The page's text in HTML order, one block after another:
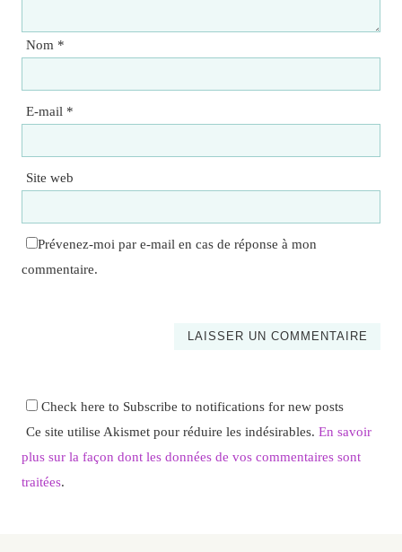
Nom *
E-mail *
Site web
Prévenez-moi par e-mail en cas de réponse à mon
commentaire.
Check here to Subscribe to notifications for new posts
Ce site utilise Akismet pour réduire les indésirables. En savoir
plus sur la façon dont les données de vos commentaires sont
traitées.